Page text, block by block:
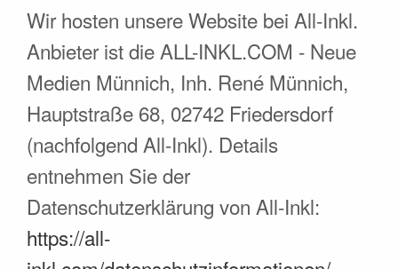
Wir hosten unsere Website bei All-Inkl.
Anbieter ist die ALL-INKL.COM - Neue
Medien Münnich, Inh. René Münnich,
Hauptstraße 68, 02742 Friedersdorf
(nachfolgend All-Inkl). Details
entnehmen Sie der
Datenschutzerklärung von All-Inkl:
https://all-